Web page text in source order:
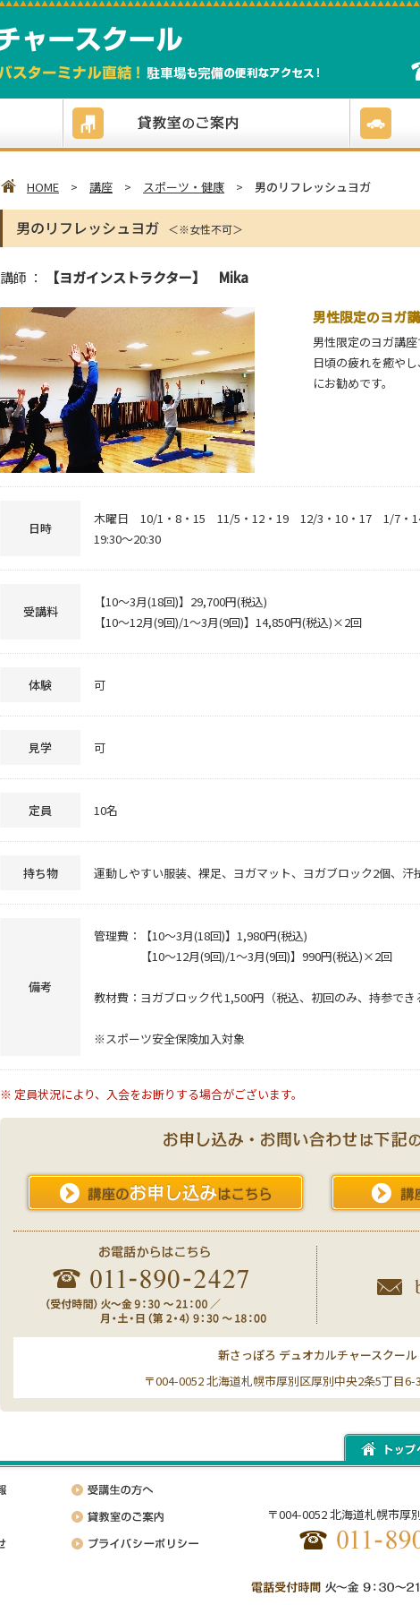
HOME > 講座 > スポーツ・健康 > 男のリフレッシュヨガ
男のリフレッシュヨガ ＜※女性不可＞
講師 ： 【ヨガインストラクター】 Mika
男性限定のヨガ
男性限定のヨガ講座
日頃の疲れを癒や
にお勧めです。
日時
木曜日 10/1・8・15 11/5・12・19 12/3・10・17 1/7・
19:30～20:30
受講料
【10～3月(18回)】29,700円(税込)
【10～12月(9回)/1～3月(9回)】14,850円(税込)×2回
体験 可
見学 可
定員 10名
持ち物 運動しやすい服装、裸足、ヨガマット、ヨガブロック2個、汗
備考
管理費：【10～3月(18回)】1,980円(税込)
【10～12月(9回)/1～3月(9回)】990円(税込)×2回
教材費：ヨガブロック代 1,500円（税込、初回のみ、持参でき
※スポーツ安全保険加入対象
※ 定員状況により、入会をお断りする場合がございます。
新さっぽろ デュオカルチャースクール
〒004-0052 北海道札幌市厚別区厚別中央2条5丁目6-
〒004-0052 北海道札幌市厚